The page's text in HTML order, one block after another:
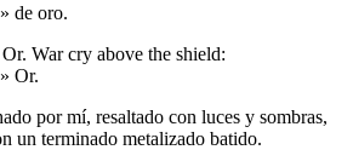
de oro.
War cry above the shield:
Or.
por mí, resaltado con luces y sombras,
un terminado metalizado batido.